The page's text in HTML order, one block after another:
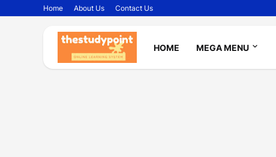
Home About Us Contact Us
HOME MEGA MENU